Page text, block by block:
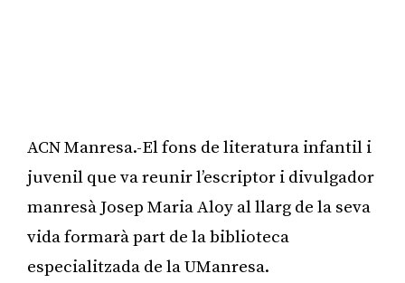
ACN Manresa.-El fons de literatura infantil i
juvenil que va reunir l’escriptor i divulgador
manresà Josep Maria Aloy al llarg de la seva
vida formarà part de la biblioteca
especialitzada de la UManresa.